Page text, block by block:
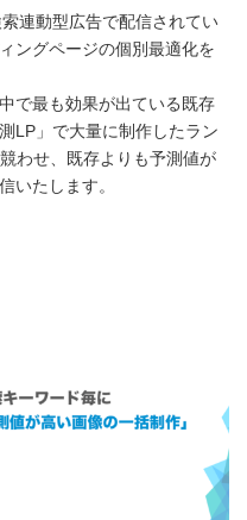
連動型広告で配信されてい
ングページの個別最適化を
で最も効果が出ている既存
LP」で大量に制作したラン
わせ、既存よりも予測値が
いたします。